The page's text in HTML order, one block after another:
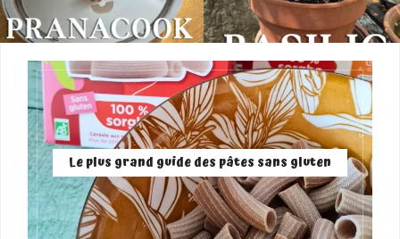
Le plus grand guide des pâtes sans gluten